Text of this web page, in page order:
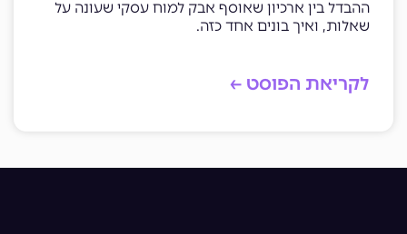
ההבדל בין ארכיון שאוסף אבק למוח עסקי שעונה על
שאלות, ואיך בונים אחד כזה.
לקריאת הפוסט ←